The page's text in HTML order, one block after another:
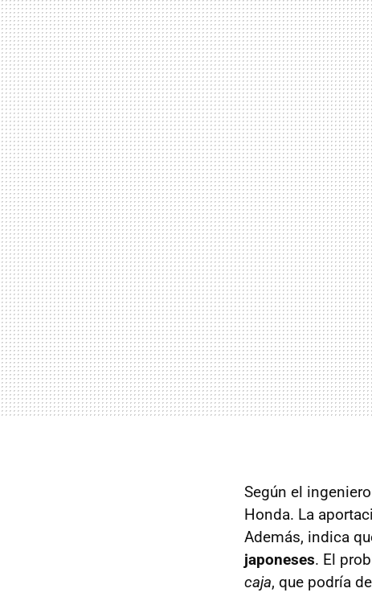
Según el
Honda. La
Además, indica
japoneses. El
caja, que podría